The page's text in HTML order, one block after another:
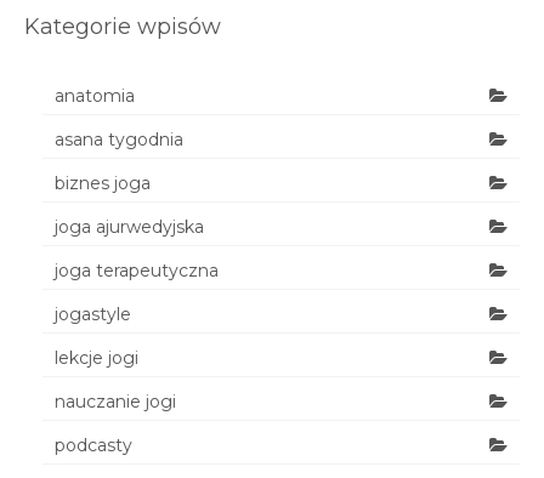
Kategorie wpisów
anatomia
asana tygodnia
biznes joga
joga ajurwedyjska
joga terapeutyczna
jogastyle
lekcje jogi
nauczanie jogi
podcasty